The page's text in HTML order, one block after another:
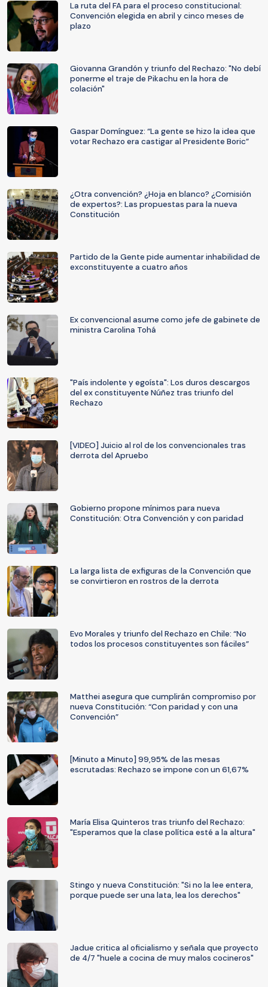
La ruta del FA para el proceso constitucional:
Convención elegida en abril y cinco meses de
plazo
Giovanna Grandón y triunfo del Rechazo: "No debí
ponerme el traje de Pikachu en la hora de
colación"
Gaspar Domínguez: “La gente se hizo la idea que
votar Rechazo era castigar al Presidente Boric”
¿Otra convención? ¿Hoja en blanco? ¿Comisión
de expertos?: Las propuestas para la nueva
Constitución
Partido de la Gente pide aumentar inhabilidad de
exconstituyente a cuatro años
Ex convencional asume como jefe de gabinete de
ministra Carolina Tohá
"País indolente y egoísta": Los duros descargos
del ex constituyente Núñez tras triunfo del
Rechazo
[VIDEO] Juicio al rol de los convencionales tras
derrota del Apruebo
Gobierno propone mínimos para nueva
Constitución: Otra Convención y con paridad
La larga lista de exfiguras de la Convención que
se convirtieron en rostros de la derrota
Evo Morales y triunfo del Rechazo en Chile: “No
todos los procesos constituyentes son fáciles”
Matthei asegura que cumplirán compromiso por
nueva Constitución: “Con paridad y con una
Convención”
[Minuto a Minuto] 99,95% de las mesas
escrutadas: Rechazo se impone con un 61,67%
María Elisa Quinteros tras triunfo del Rechazo:
"Esperamos que la clase política esté a la altura"
Stingo y nueva Constitución: "Si no la lee entera,
porque puede ser una lata, lea los derechos"
Jadue critica al oficialismo y señala que proyecto
de 4/7 "huele a cocina de muy malos cocineros"